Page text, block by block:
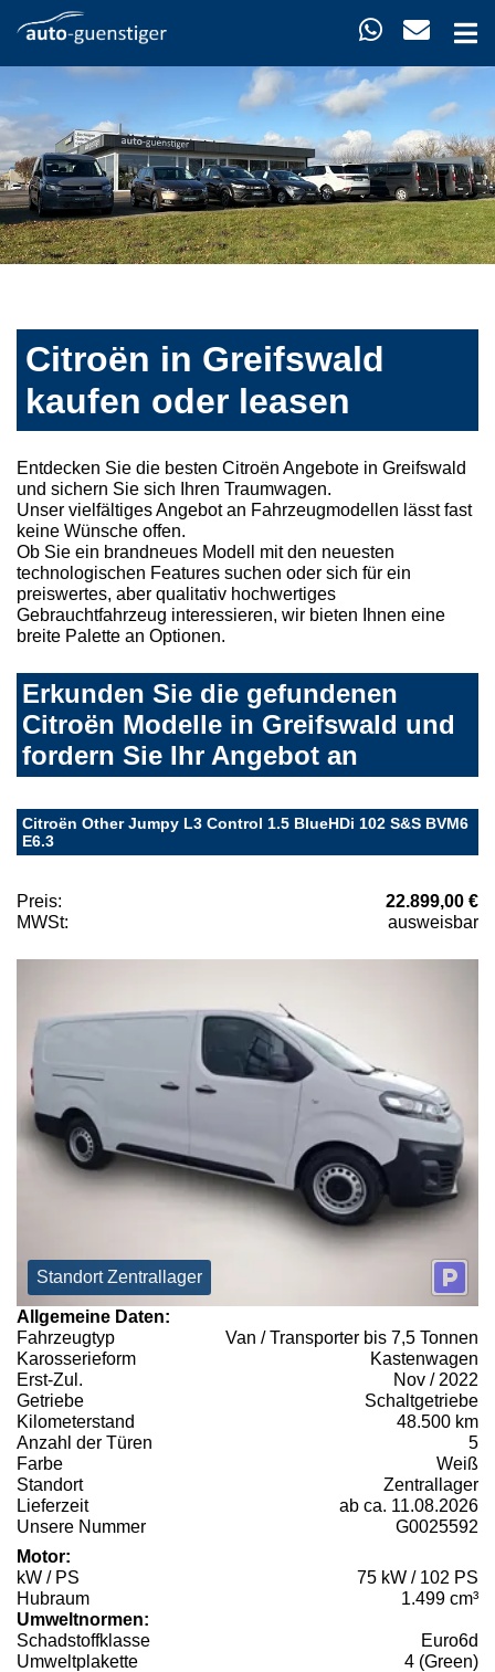
Citroën in Greifswald
kaufen oder leasen
Entdecken Sie die besten Citroën Angebote in Greifswald
und sichern Sie sich Ihren Traumwagen.
Unser vielfältiges Angebot an Fahrzeugmodellen lässt fast
keine Wünsche offen.
Ob Sie ein brandneues Modell mit den neuesten
technologischen Features suchen oder sich für ein
preiswertes, aber qualitativ hochwertiges
Gebrauchtfahrzeug interessieren, wir bieten Ihnen eine
breite Palette an Optionen.
Erkunden Sie die gefundenen
Citroën Modelle in Greifswald und
fordern Sie Ihr Angebot an
Citroën Other Jumpy L3 Control 1.5 BlueHDi 102 S&S BVM6
E6.3
Preis:
22.899,00 €
MWSt:
ausweisbar
Standort Zentrallager
Allgemeine Daten:
Fahrzeugtyp
Van / Transporter bis 7,5 Tonnen
Karosserieform
Kastenwagen
Erst-Zul.
Nov / 2022
Getriebe
Schaltgetriebe
Kilometerstand
48.500 km
Anzahl der Türen
5
Farbe
Weiß
Standort
Zentrallager
Lieferzeit
ab ca. 11.08.2026
Unsere Nummer
G0025592
Motor:
kW / PS
75 kW / 102 PS
Hubraum
1.499 cm³
Umweltnormen:
Schadstoffklasse
Euro6d
Umweltplakette
4 (Green)